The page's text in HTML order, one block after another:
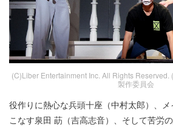
(C)Liber Entertainment Inc. All Rights Reserved.
製作委員会
役作りに熱心な兵頭十座（中村太郎）、
こなす泉田 莇（吉高志音）、そして苦労